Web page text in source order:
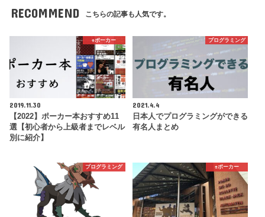
RECOMMEND こちらの記事も人気です。
♠️ポーカー
2019.11.30
【2022】ポーカー本おすすめ11
選【初心者から上級者までレベル
別に紹介】
プログラミング
2021.4.4
日本人でプログラミングができる
有名人まとめ
プログラミング ♠️ポーカー